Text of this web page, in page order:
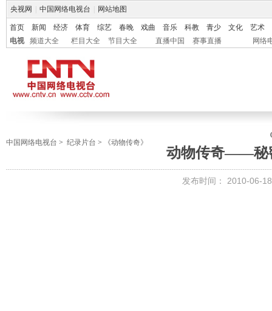
央视网 中国网络电视台 网站地图
首页 新闻 经济 体育 综艺 春晚 戏曲 音乐 科教 青少 文化
艺术
电视
频道大全 栏目大全 节目大全 直播中国 赛事直播 网络
中国网络电视台 > 纪录片台 > 《动物传奇》
动物传奇——秘
发布时间： 2010-06-